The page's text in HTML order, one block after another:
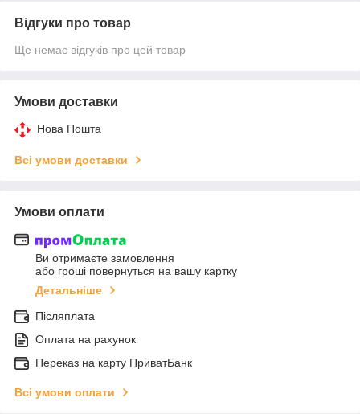
Відгуки про товар
Ще немає відгуків про цей товар
Умови доставки
Нова Пошта
Всі умови доставки
Умови оплати
Ви отримаєте замовлення
або гроші повернуться на вашу картку
Детальніше
Післяплата
Оплата на рахунок
Переказ на карту ПриватБанк
Всі умови оплати